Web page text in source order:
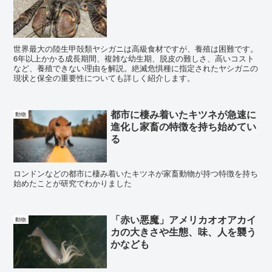
世界最大の陸生甲殻類ヤシガニは高級食材ですが、養殖は困難です。
6年以上かかる成長期間、複雑な幼生期、脱皮の難しさ、高いコスト
など、養殖できない理由を解説。絶滅危惧種に指定されたヤシガニの
現状と保全の重要性についても詳しく紹介します。
動物
都市に棲み着いたキツネが急速に
進化し家畜の特徴を持ち始めてい
る
ロンドンなどの都市に棲み着いたキツネが家畜動物が持つ特徴を持ち
始めたことが研究でわかりました
動物
「赤い悪魔」アメリカオオアカイ
カの大きさや生態、味、人を襲う
かなども